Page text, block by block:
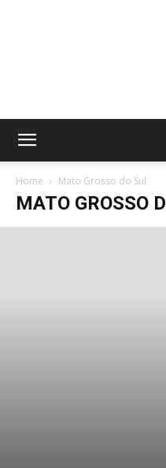
Home Mato Grosso do Sul
MATO GROSSO